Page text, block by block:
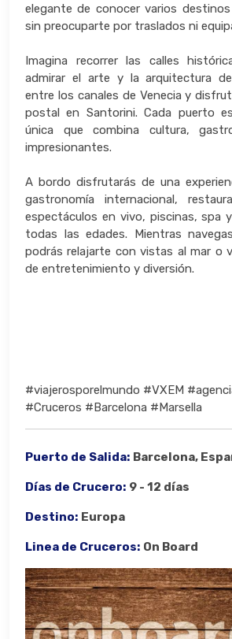
elegante de conocer varios
sin preocuparte por traslados ni
Imagina recorrer las calles
admirar el arte y la arquitectura
entre los canales de Venecia y
postal en Santorini. Cada puerto
única que combina cultura,
impresionantes.
A bordo disfrutarás de una
gastronomía internacional,
espectáculos en vivo, piscinas, spa
todas las edades. Mientras
podrás relajarte con vistas al mar o
de entretenimiento y diversión.
#viajerosporelmundo #VXEM
#Cruceros #Barcelona #Marsella
Puerto de Salida: Barcelona,
Días de Crucero: 9 - 12 días
Destino: Europa
Linea de Cruceros: On Board